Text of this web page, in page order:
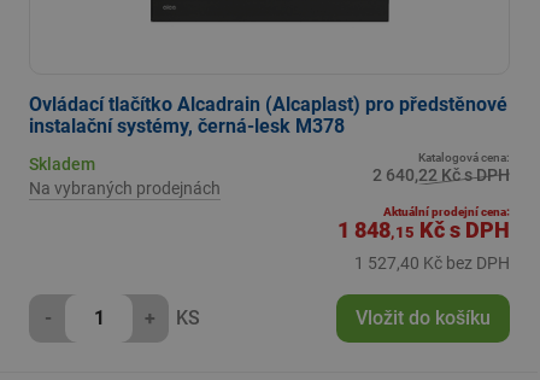
Ovládací tlačítko Alcadrain (Alcaplast) pro předstěnové
instalační systémy, černá-lesk M378
Skladem
Na vybraných prodejnách
Katalogová cena:
2 640,22 Kč s DPH
Aktuální prodejní cena:
1 848,15 Kčs DPH
1 527,40 Kč bez DPH
- + KS Vložit do košíku